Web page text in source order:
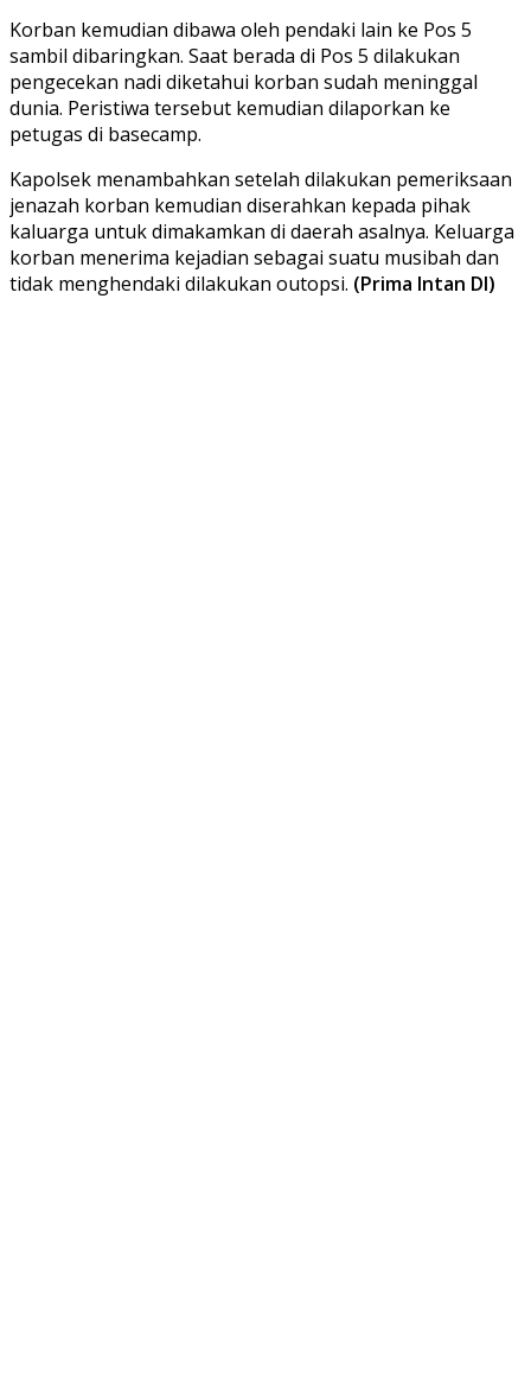
Korban kemudian dibawa oleh pendaki lain ke Pos 5
sambil dibaringkan. Saat berada di Pos 5 dilakukan
pengecekan nadi diketahui korban sudah meninggal
dunia. Peristiwa tersebut kemudian dilaporkan ke
petugas di basecamp.
Kapolsek menambahkan setelah dilakukan pemeriksaan
jenazah korban kemudian diserahkan kepada pihak
kaluarga untuk dimakamkan di daerah asalnya. Keluarga
korban menerima kejadian sebagai suatu musibah dan
tidak menghendaki dilakukan outopsi. (Prima Intan DI)